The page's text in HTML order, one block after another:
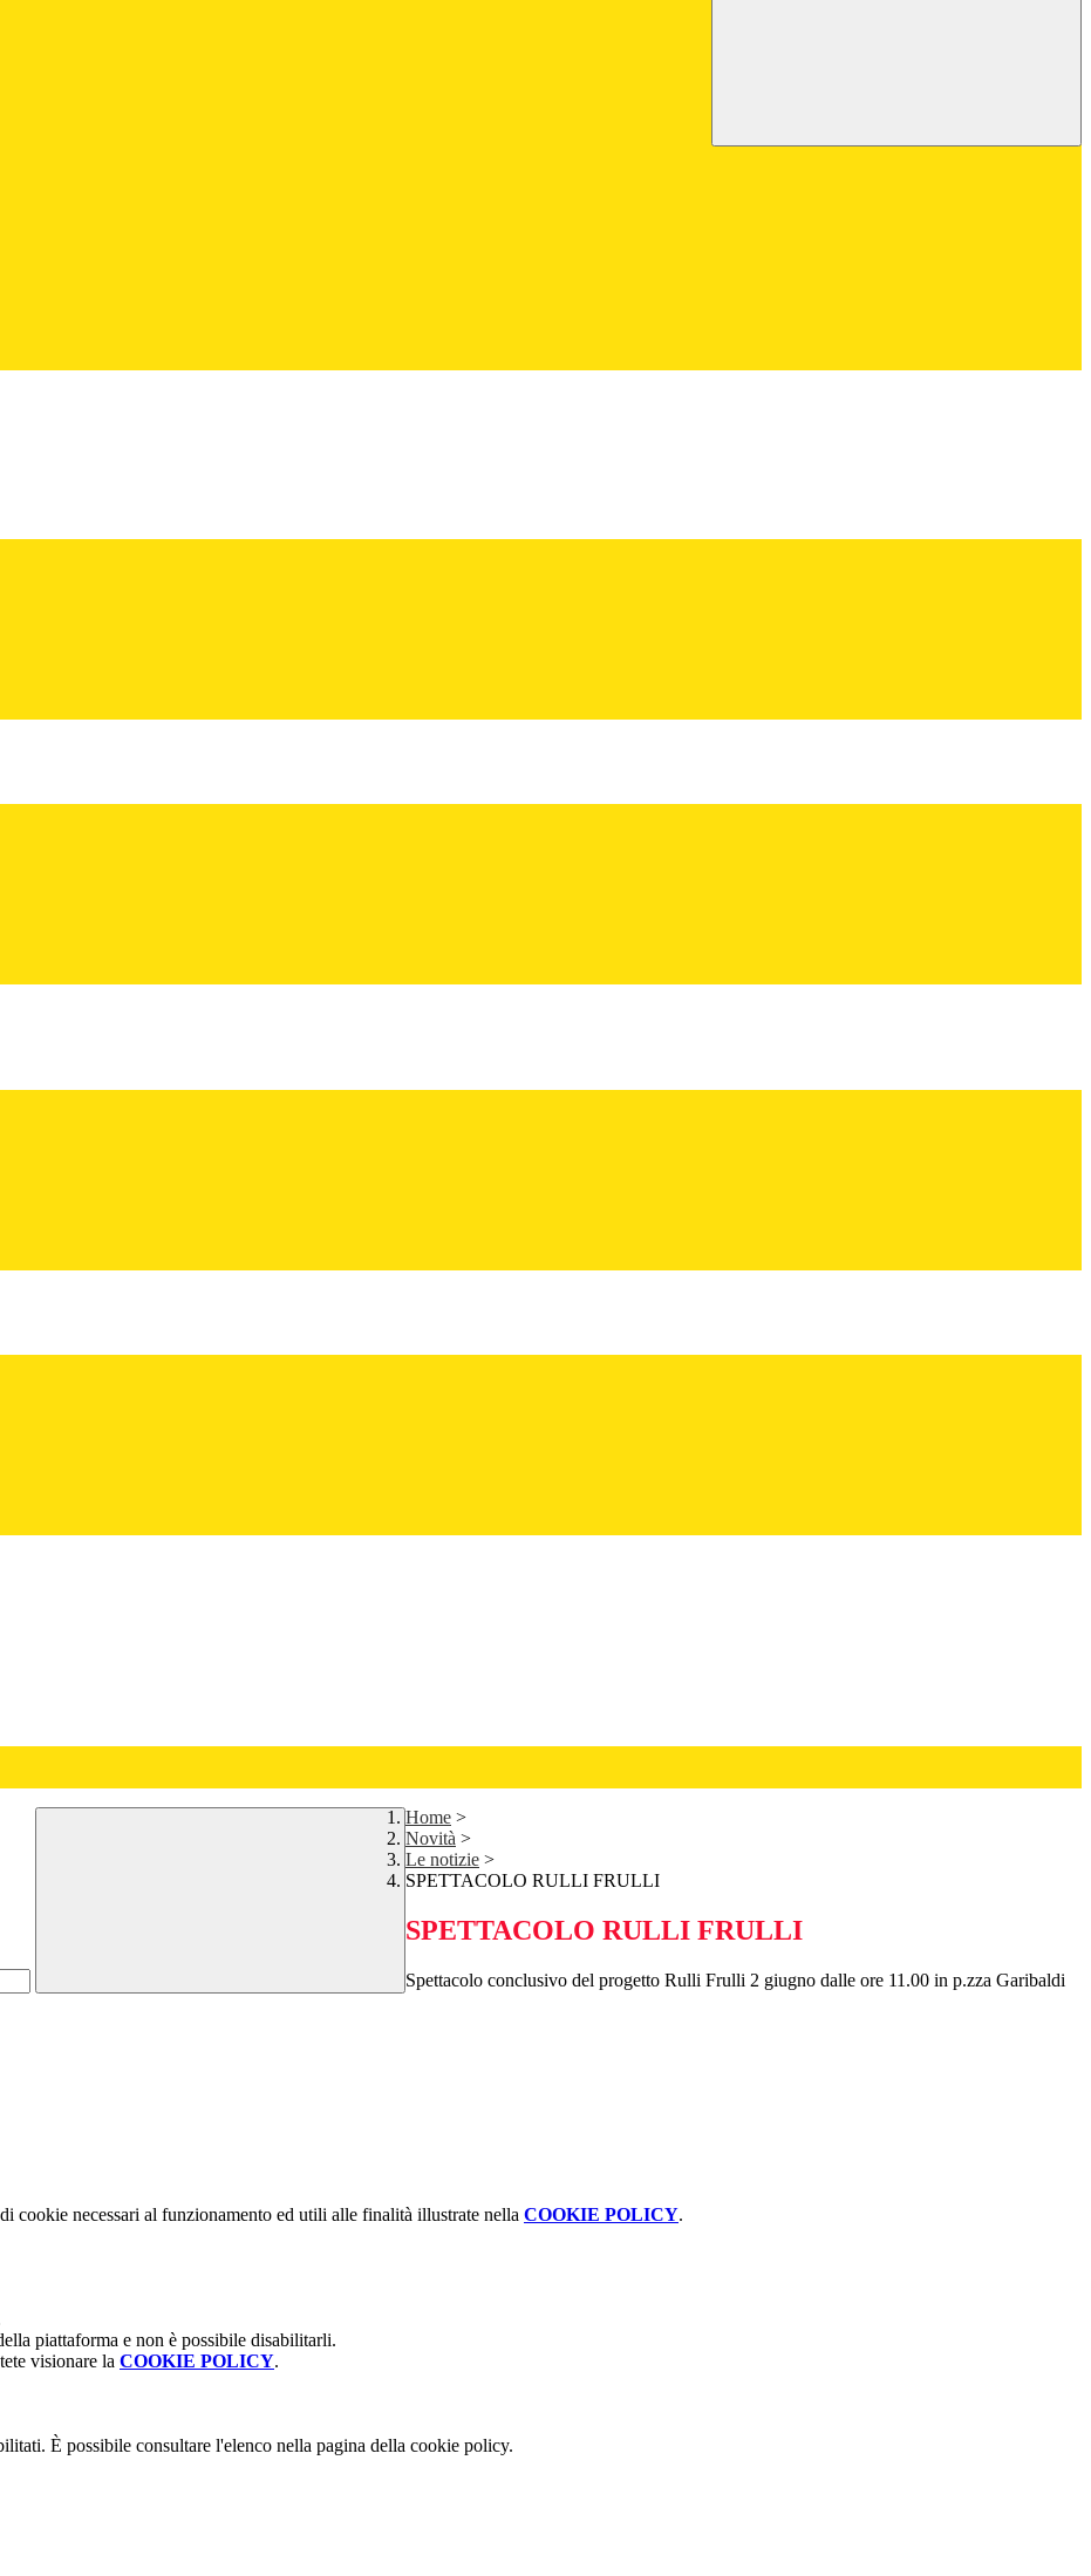
Home >
Novità >
Le notizie >
SPETTACOLO RULLI FRULLI
SPETTACOLO RULLI FRULLI
Spettacolo conclusivo del progetto Rulli Frulli 2 giugno dalle ore 11.00 in p.zza Garibaldi
cookie necessari al funzionamento ed utili alle finalità illustrate nella COOKIE POLICY.
piattaforma e non è possibile disabilitarli.
visionare la COOKIE POLICY.
È possibile consultare l'elenco nella pagina della cookie policy.